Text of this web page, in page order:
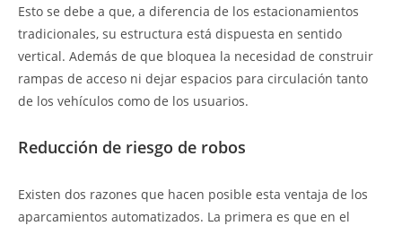
Esto se debe a que, a diferencia de los estacionamientos
tradicionales, su estructura está dispuesta en sentido
vertical. Además de que bloquea la necesidad de construir
rampas de acceso ni dejar espacios para circulación tanto
de los vehículos como de los usuarios.
Reducción de riesgo de robos
Existen dos razones que hacen posible esta ventaja de los
aparcamientos automatizados. La primera es que en el